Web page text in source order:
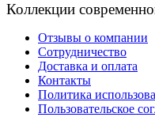
Коллекции
Отзывы о компании
Сотрудничество
Доставка и оплата
Контакты
Политика
Пользовательское